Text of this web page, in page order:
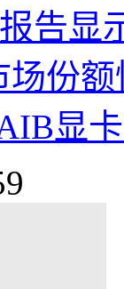
报告
份
显